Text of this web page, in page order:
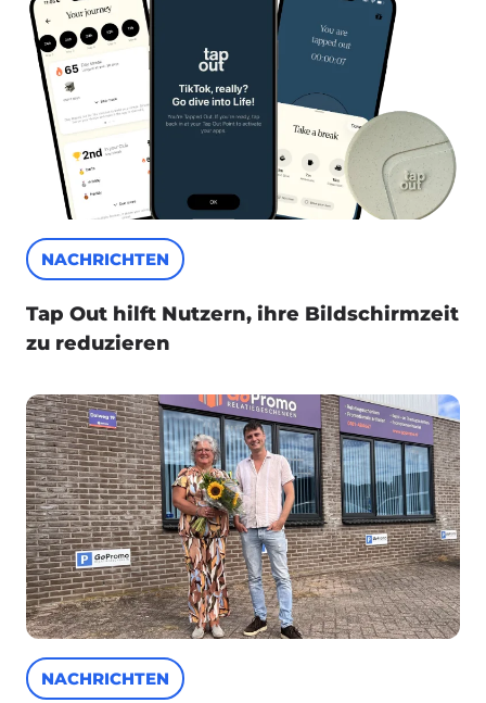
NACHRICHTEN
Tap Out hilft Nutzern, ihre Bildschirmzeit
zu reduzieren
NACHRICHTEN